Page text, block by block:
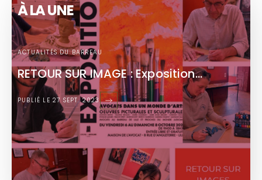
À LA UNE
ACTUALITÉS DU BARREAU
RETOUR SUR IMAGE : Exposition...
PUBLIÉ LE 27 SEPT. 2023